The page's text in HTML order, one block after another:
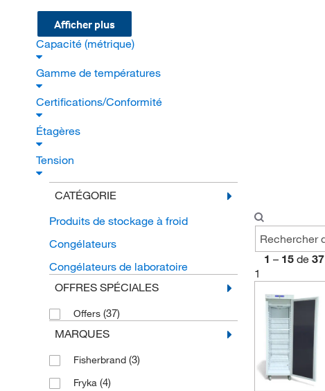
Afficher plus
Capacité (métrique)
Gamme de températures
Certifications/Conformité
Étagères
Tension
CATÉGORIE
Produits de stockage à froid
Congélateurs
Congélateurs de laboratoire
OFFRES SPÉCIALES
Offers (37)
MARQUES
Fisherbrand (3)
Fryka (4)
1 – 15 de 37
1